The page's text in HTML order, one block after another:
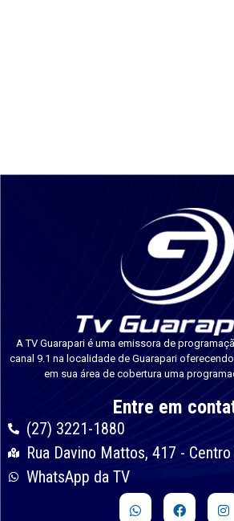
A TV Guarapari é uma emissora de
canal 9.1 na localidade de Guarapari
em sua área de cobertura uma
Entre em
(27) 3221-1880
Rua Davino Mattos, 417 -
WhatsApp da TV